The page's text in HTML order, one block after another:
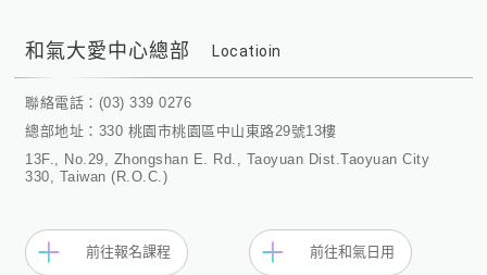
和氣大愛中心總部 Locatioin
聯絡電話：(03) 339 0276
總部地址：330 桃園市桃園區中山東路29號13樓
13F., No.29, Zhongshan E. Rd., Taoyuan Dist.Taoyuan City
330, Taiwan (R.O.C.)
前往報名課程 前往和氣日用